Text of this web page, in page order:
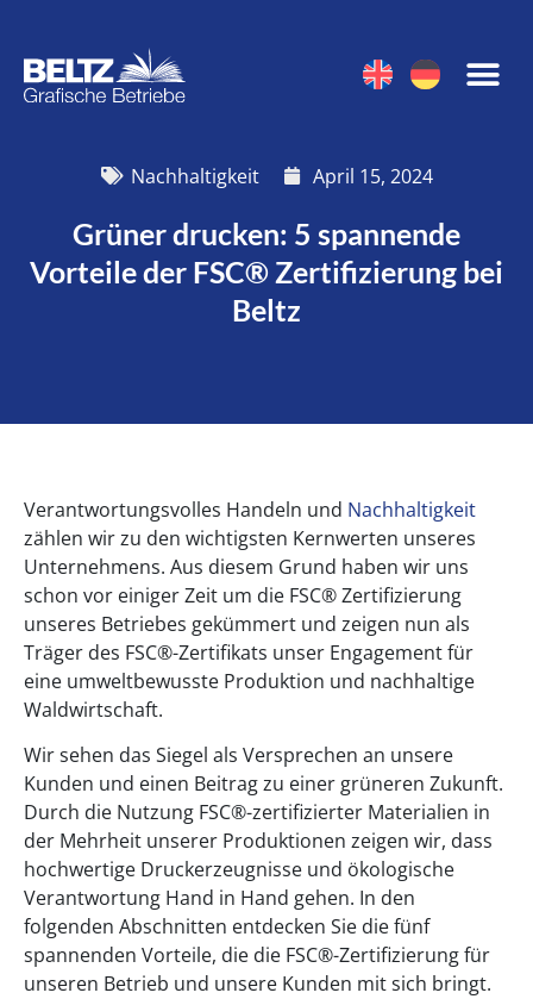
Nachhaltigkeit April 15, 2024
Grüner drucken: 5 spannende
Vorteile der FSC® Zertifizierung bei
Beltz
Verantwortungsvolles Handeln und Nachhaltigkeit
zählen wir zu den wichtigsten Kernwerten unseres
Unternehmens. Aus diesem Grund haben wir uns
schon vor einiger Zeit um die FSC® Zertifizierung
unseres Betriebes gekümmert und zeigen nun als
Träger des FSC®-Zertifikats unser Engagement für
eine umweltbewusste Produktion und nachhaltige
Waldwirtschaft.
Wir sehen das Siegel als Versprechen an unsere
Kunden und einen Beitrag zu einer grüneren Zukunft.
Durch die Nutzung FSC®-zertifizierter Materialien in
der Mehrheit unserer Produktionen zeigen wir, dass
hochwertige Druckerzeugnisse und ökologische
Verantwortung Hand in Hand gehen. In den
folgenden Abschnitten entdecken Sie die fünf
spannenden Vorteile, die die FSC®-Zertifizierung für
unseren Betrieb und unsere Kunden mit sich bringt.